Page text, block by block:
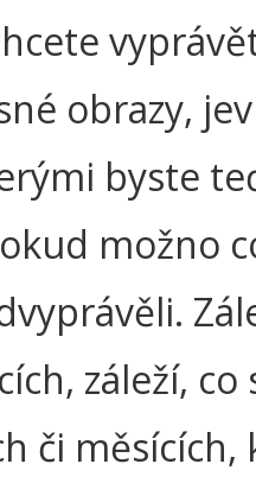
obrazy,
byste
možno
záleží, co
či měsících,